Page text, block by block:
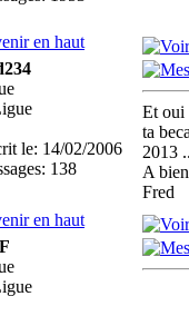
en haut
le: 14/02/2006
138
Et oui
ta
2013
A
Fred
en haut